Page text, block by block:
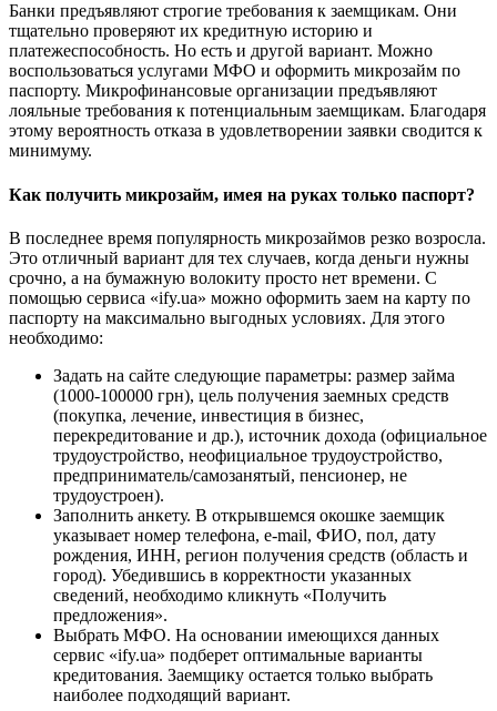
Банки предъявляют строгие требования к заемщикам. Они
тщательно проверяют их кредитную историю и
платежеспособность. Но есть и другой вариант. Можно
воспользоваться услугами МФО и оформить микрозайм по
паспорту. Микрофинансовые организации предъявляют
лояльные требования к потенциальным заемщикам. Благодаря
этому вероятность отказа в удовлетворении заявки сводится к
минимуму.
Как получить микрозайм, имея на руках только паспорт?
В последнее время популярность микрозаймов резко возросла.
Это отличный вариант для тех случаев, когда деньги нужны
срочно, а на бумажную волокиту просто нет времени. С
помощью сервиса «ify.ua» можно оформить заем на карту по
паспорту на максимально выгодных условиях. Для этого
необходимо:
Задать на сайте следующие параметры: размер займа
(1000-100000 грн), цель получения заемных средств
(покупка, лечение, инвестиция в бизнес,
перекредитование и др.), источник дохода (официальное
трудоустройство, неофициальное трудоустройство,
предприниматель/самозанятый, пенсионер, не
трудоустроен).
Заполнить анкету. В открывшемся окошке заемщик
указывает номер телефона, e-mail, ФИО, пол, дату
рождения, ИНН, регион получения средств (область и
город). Убедившись в корректности указанных
сведений, необходимо кликнуть «Получить
предложения».
Выбрать МФО. На основании имеющихся данных
сервис «ify.ua» подберет оптимальные варианты
кредитования. Заемщику остается только выбрать
наиболее подходящий вариант.